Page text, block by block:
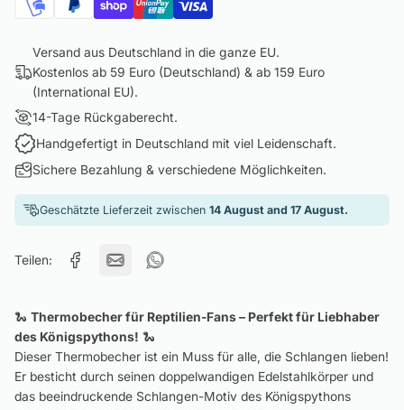
Versand aus Deutschland in die ganze EU.
Kostenlos ab 59 Euro (Deutschland) & ab 159 Euro
(International EU).
14-Tage Rückgaberecht.
Handgefertigt in Deutschland mit viel Leidenschaft.
Sichere Bezahlung & verschiedene Möglichkeiten.
Geschätzte Lieferzeit zwischen 14 August and 17 August.
Teilen:
🐍 Thermobecher für Reptilien-Fans – Perfekt für Liebhaber
des Königspythons! 🐍
Dieser Thermobecher ist ein Muss für alle, die Schlangen lieben!
Er besticht durch seinen doppelwandigen Edelstahlkörper und
das beeindruckende Schlangen-Motiv des Königspythons